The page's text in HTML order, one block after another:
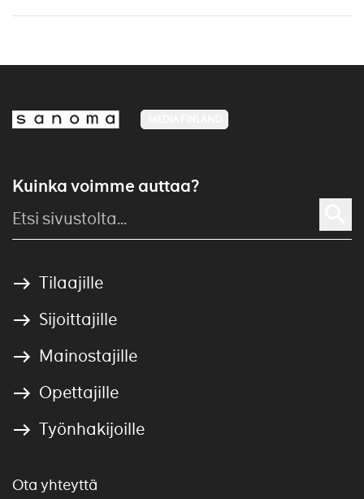
Kuinka voimme auttaa?
Tilaajille
Sijoittajille
Mainostajille
Opettajille
Työnhakijoille
Ota yhteyttä